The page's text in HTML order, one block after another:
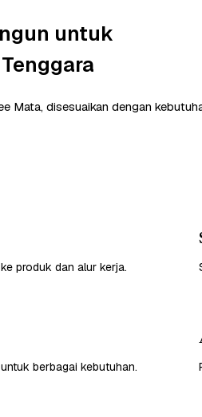
untuk
Mata, disesuaikan dengan
produk dan alur kerja.
berbagai kebutuhan.